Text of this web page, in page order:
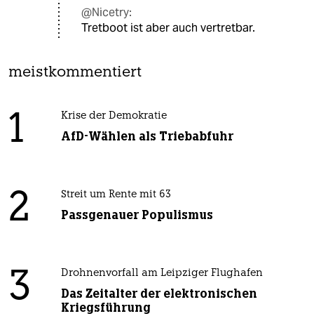
@Nicetry:
Tretboot ist aber auch vertretbar.
meistkommentiert
1 Krise der Demokratie
AfD-Wählen als Triebabfuhr
2 Streit um Rente mit 63
Passgenauer Populismus
3 Drohnenvorfall am Leipziger Flughafen
Das Zeitalter der elektronischen
Kriegsführung